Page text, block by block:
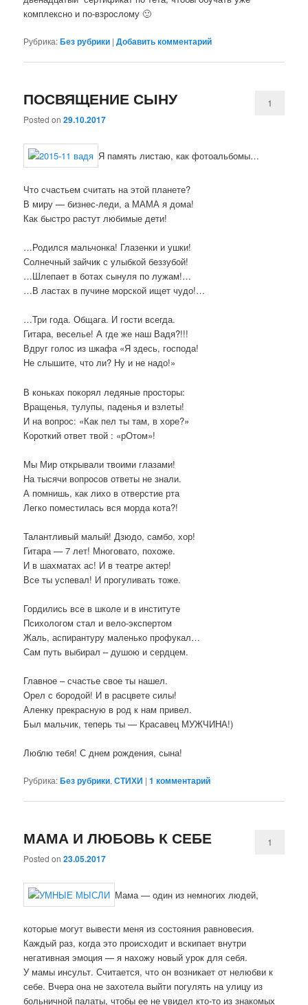
комплексно и по-взрослому🙂
Рубрика:Без рубрики |Добавить комментарий
ПОСВЯЩЕНИЕ СЫНУ
Posted on29.10.2017
1
Я память листаю, как фотоальбомы…
Что счастьем считать на этой планете?
В миру — бизнес-леди, а МАМА я дома!
Как быстро растут любимые дети!
…Родился мальчонка! Глазенки и ушки!
Солнечный зайчик с улыбкой беззубой!
…Шлепает в ботах сынуля по лужам!…
…В ластах в пучине морской ищет чудо!…
…Три года. Общага. И гости всегда.
Гитара, веселье! А где же наш Вадя?!!!
Вдруг голос из шкафа «Я здесь, господа!
Не слышите, что ли? Ну и не надо!»
В коньках покорял ледяные просторы:
Вращенья, тулупы, паденья и взлеты!
И на вопрос: «Как пел ты там, в хоре?»
Короткий ответ твой : «рОтом»!
Мы Мир открывали твоими глазами!
На тысячи вопросов ответы не знали.
А помнишь, как лихо в отверстие рта
Легко поместилась вся морда кота?!
Талантливый малый! Дзюдо, самбо, хор!
Гитара — 7 лет! Многовато, похоже.
И в шахматах ас! И в театре актер!
Все ты успевал! И прогуливать тоже.
Гордились все в школе и в институте
Психологом стал и вело-экспертом
Жаль, аспирантуру маленько профукал…
Сам путь выбирал – душою и сердцем.
Главное – счастье свое ты нашел.
Орел с бородой! И в расцвете силы!
Аленку прекрасную в род к нам привел.
Был мальчик, теперь ты — Красавец МУЖЧИНА!)
Люблю тебя! С днем рождения, сына!
Рубрика:Без рубрики,СТИХИ |1 комментарий
МАМА И ЛЮБОВЬ К СЕБЕ
Posted on23.05.2017
1
Мама — один из немногих людей,
которые могут вывести меня из состояния равновесия.
Каждый раз, когда это происходит и вскипает внутри
негативная эмоция — я нахожу новый урок для себя.
У мамы инсульт. Считается, что он возникает от нелюбви к
себе. Вчера она не захотела выйти погулять на улицу из
больничной палаты, чтобы ее не увидел кто-то из знакомых